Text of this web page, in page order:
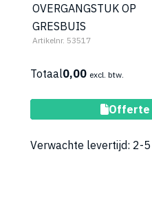
OVERGANGSTUK OP
GRESBUIS
Artikelnr. 53517
Totaal0,00 excl. btw.
Toevoegen
Offerte
Verwachte levertijd: 2-